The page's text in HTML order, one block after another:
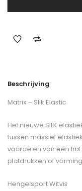
Beschrijving
Matrix – Slik Elastic
Het nieuwe SILK
tussen massief
voordelen van een
platdrukken of
Hengelsport Witvis